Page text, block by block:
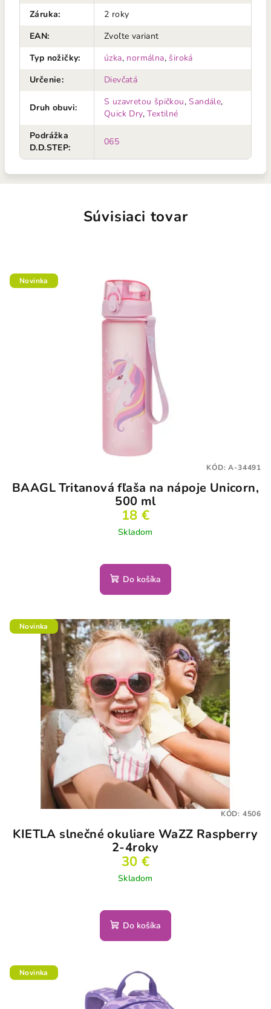
Záruka:
2 roky
EAN:
Zvoľte variant
Typ nožičky: úzka, normálna, široká
Určenie: Dievčatá
Druh obuvi:
S uzavretou špičkou,Sandále,
Quick Dry,Textilné
Podrážka
D.D.STEP:
065
Súvisiaci tovar
Novinka
BAAGL Tritanová fľaša na nápoje Unicorn,
500 ml
18 €
Skladom
Do košíka
KÓD:A-34491
Novinka
KIETLA slnečné okuliare WaZZ Raspberry
2-4roky
30 €
Skladom
Do košíka
KÓD: 4506
Novinka